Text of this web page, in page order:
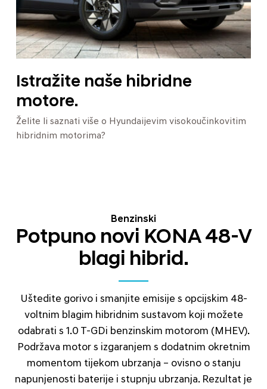
Istražite naše hibridne
motore.
Želite li saznati više o Hyundaijevim visokoučinkovitim
hibridnim motorima?
Benzinski
Potpuno novi KONA 48-V
blagi hibrid.
Uštedite gorivo i smanjite emisije s opcijskim 48-
voltnim blagim hibridnim sustavom koji možete
odabrati s 1.0 T-GDi benzinskim motorom (MHEV).
Podržava motor s izgaranjem s dodatnim okretnim
momentom tijekom ubrzanja – ovisno o stanju
napunjenosti baterije i stupnju ubrzanja. Rezultat je